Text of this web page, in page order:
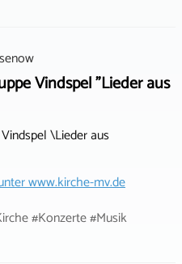
Vindspel "Lieder aus
\Lieder aus
www.kirche-mv.de
#Konzerte #Musik